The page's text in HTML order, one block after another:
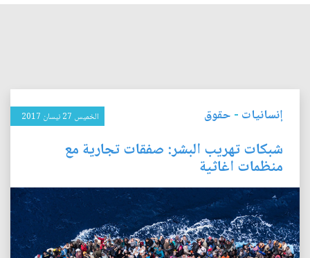
إنسانيات - حقوق الخميس 27 نيسان 2017
شبكات تهريب البشر: صفقات تجارية مع
منظمات اغاثية